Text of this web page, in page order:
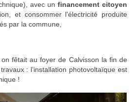
sociétaires
du parc
avec un financement citoyen
et consommer l’électricité produite
par la commune,
fêtait au foyer de Calvisson la fin de
: l’installation photovoltaïque est
!